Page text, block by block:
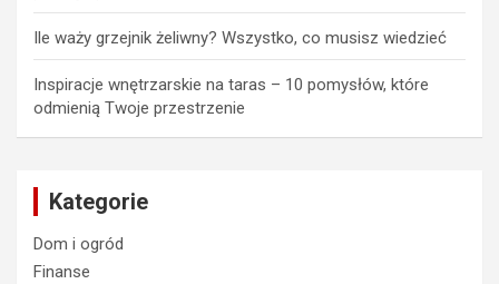
Ile waży grzejnik żeliwny? Wszystko, co musisz wiedzieć
Inspiracje wnętrzarskie na taras – 10 pomysłów, które
odmienią Twoje przestrzenie
Kategorie
Dom i ogród
Finanse